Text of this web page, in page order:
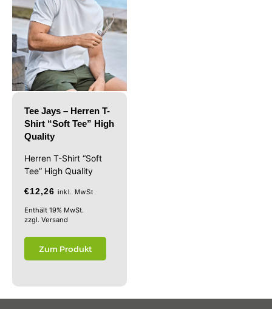
Tee Jays – Herren T-
Shirt “Soft Tee” High
Quality
Herren T-Shirt “Soft
Tee” High Quality
€12,26 inkl. MwSt
Enthält 19% MwSt.
zzgl. Versand
Zum Produkt